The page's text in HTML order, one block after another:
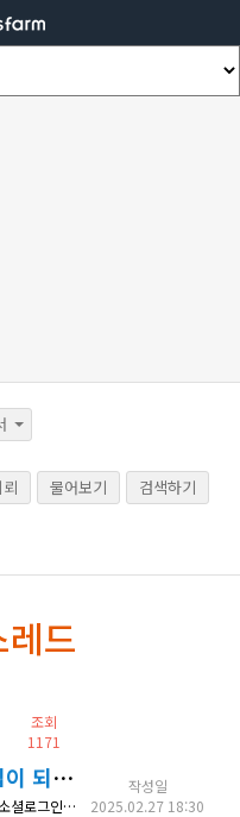
물어보기
검색하기
드
조회
1171
소셜로그인으로 자동 회원가입이 되지 않게 하는 방법
코스모스팜 회원관리 이용중입니다. 방문자가 소셜로그인 버튼을 클릭했을 때 회원가입이 되어 있지 않은 상태라면 회원가입 페이지로 리다이렉트 시키는 방법이 있을까요?
작성일
2025.02.27 18:30